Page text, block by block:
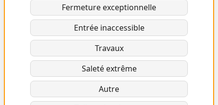
Fermeture exceptionnelle
Entrée inaccessible
Travaux
Saleté extrême
Autre